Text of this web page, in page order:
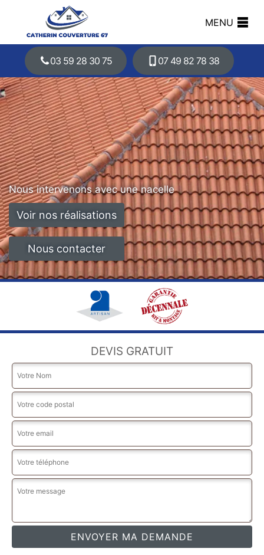
MENU
03 59 28 30 75 07 49 82 78 38
Nous intervenons avec une nacelle
Voir nos réalisations
Nous contacter
DEVIS GRATUIT